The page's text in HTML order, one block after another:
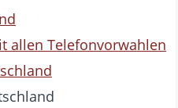
allen Telefonvorwahlen